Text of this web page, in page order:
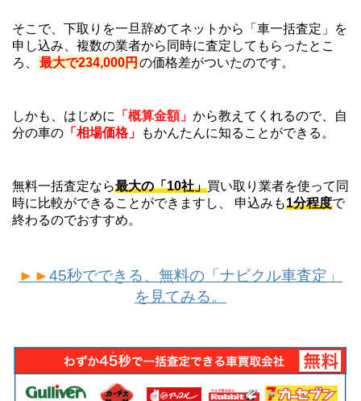
そこで、下取りを一旦辞めてネットから「車一括査定」を
申し込み、複数の業者から同時に査定してもらったとこ
ろ、
最大で234,000円 の価格差がついたのです。
しかも、はじめに 「概算金額」 から教えてくれるので、自
分の車の 「相場価格」 もかんたんに知ることができる。
無料一括査定なら最大の「10社」買い取り業者を使って同
時に比較ができることができますし、 申込みも1分程度で
終わるのでおすすめ。
►►45秒でできる、無料の「ナビクル車査定」
を見てみる。